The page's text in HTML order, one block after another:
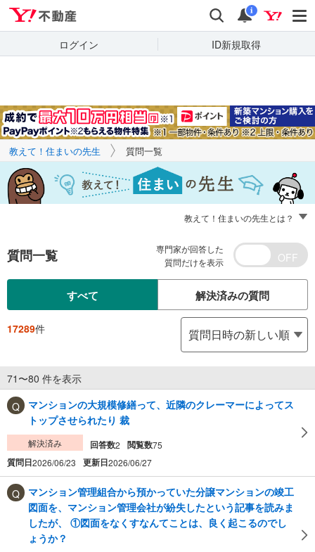
検索 通知
i
ログイン ID新規取得
キーワードで
質問を探す
教えて！住まいの先生 質問一覧
教えて！住まいの先生とは？
質問一覧
専門家が回答した
質問だけを表示
すべて 解決済みの質問
17289件
71〜80 件を表示
マンションの大規模修繕って、近隣のクレーマーによってス
トップさせられたり 裁
解決済み 回答数2 閲覧数75
質問日2026/06/23 更新日2026/06/27
マンション管理組合から預かっていた分譲マンションの竣工
図面を、マンション管理会社が紛失したという記事を読みま
したが、 ①図面をなくすなんてことは、良く起こるのでし
ょうか？